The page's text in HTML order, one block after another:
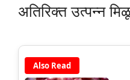
अतिरिक्त उत्पन्न
Also Read